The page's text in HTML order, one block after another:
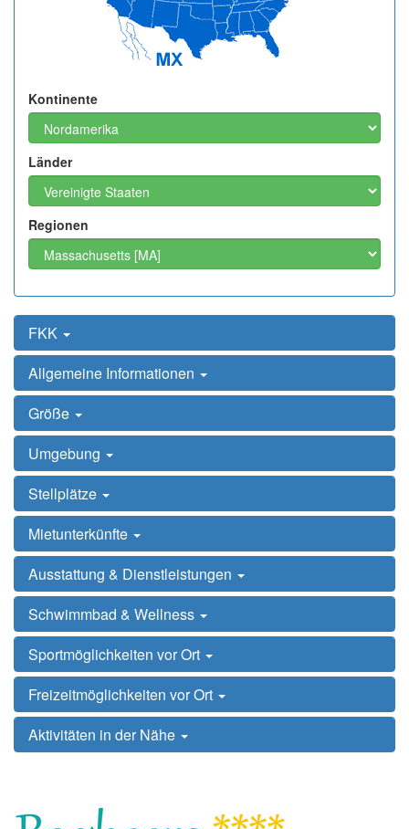
Kontinente
Länder
Regionen
FKK
Allgemeine Informationen
Größe
Umgebung
Stellplätze
Mietunterkünfte
Ausstattung & Dienstleistungen
Schwimmbad & Wellness
Sportmöglichkeiten vor Ort
Freizeitmöglichkeiten vor Ort
Aktivitäten in der Nähe